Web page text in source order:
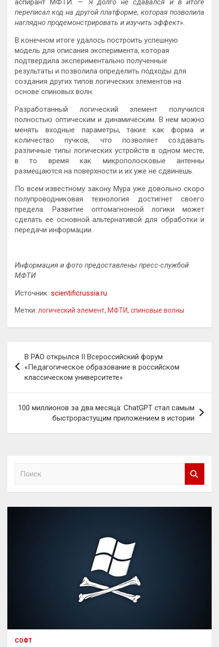
аспирант МФТИ. — Я долго не сдавался и в итоге
переписал код на другой платформе, которая позволила
наглядно продемонстрировать и изучить эффект».
В конечном итоге удалось построить успешную
модель для описания эксперимента, которая
подтвердила экспериментально полученные
результаты и позволила определить подходы для
создания других типов логических элементов на
основе спиновых волн.
Разработанный логический элемент получился
полностью оптическим и динамическим. В нем можно
менять входные параметры, такие как форма и
количество пучков, что позволяет создавать
различные типы логических устройств в одном месте,
в то время как микрополосковые антенны
размещаются на поверхности и их уже не сдвинешь.
По всем известному закону Мура уже довольно скоро
полупроводниковая технология достигнет своего
предела. Развитие оптомагнонной логики может
сделать ее основной альтернативой для обработки и
передачи информации.
Информация и фото предоставлены пресс-службой
МФТИ
Источник: scientificrussia.ru
Метки: логический элемент, МФТИ, спиновые волны
по
записям
В РАО открылся II Всероссийский форум
«Педагогическое образование в российском
классическом университете»
100 миллионов за два месяца: ChatGPT стал самым
быстрорастущим приложением в истории
к
СОФТ